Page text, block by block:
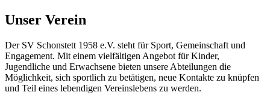
Unser Verein
Der SV Schonstett 1958 e.V. steht für Sport, Gemeinschaft und
Engagement. Mit einem vielfältigen Angebot für Kinder,
Jugendliche und Erwachsene bieten unsere Abteilungen die
Möglichkeit, sich sportlich zu betätigen, neue Kontakte zu knüpfen
und Teil eines lebendigen Vereinslebens zu werden.